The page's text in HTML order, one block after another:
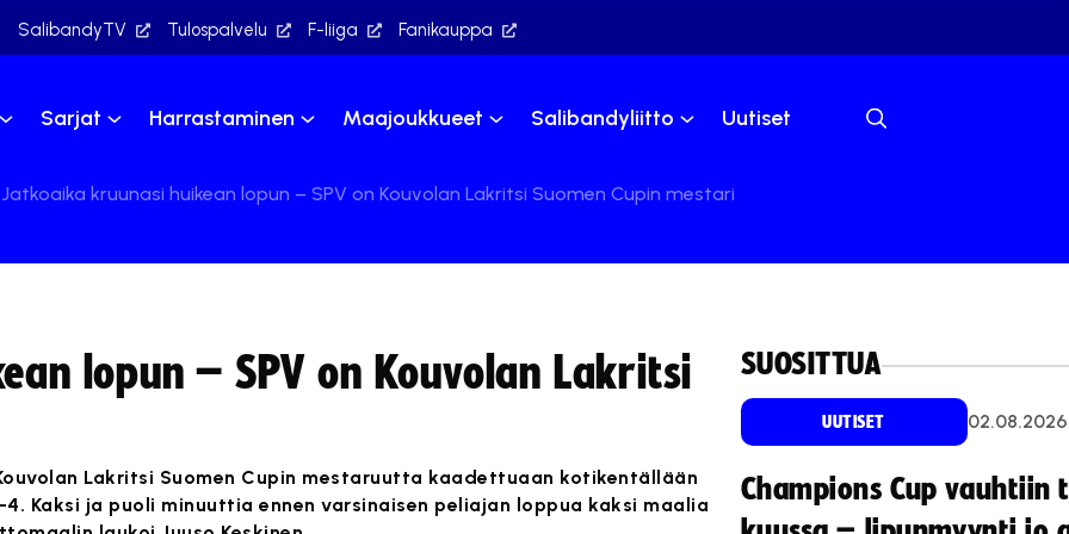
SalibandyTV Tulospalvelu F-liiga Fanikauppa
Sarjat Harrastaminen Maajoukkueet Salibandyliitto Uutiset
Jatkoaika kruunasi huikean lopun – SPV on Kouvolan Lakritsi Suomen Cupin mestari
lopun – SPV on Kouvolan Lakritsi
Lakritsi Suomen Cupin mestaruutta kaadettuaan kotikentällään
Kaksi ja puoli minuuttia ennen varsinaisen peliajan loppua kaksi maalia
SUOSITTUA
UUTISET 02.08.2026
Champions Cup vauhtiin